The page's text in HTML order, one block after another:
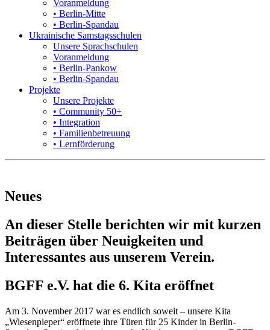
Voranmeldung
• Berlin-Mitte
• Berlin-Spandau
Ukrainische Samstagsschulen
Unsere Sprachschulen
Voranmeldung
• Berlin-Pankow
• Berlin-Spandau
Projekte
Unsere Projekte
• Community 50+
• Integration
• Familienbetreuung
• Lernförderung
Neues
An dieser Stelle berichten wir mit kurzen
Beiträgen über Neuigkeiten und
Interessantes aus unserem Verein.
BGFF e.V. hat die 6. Kita eröffnet
Am 3. November 2017 war es endlich soweit – unsere Kita
„Wiesenpieper“ eröffnete ihre Türen für 25 Kinder in Berlin-